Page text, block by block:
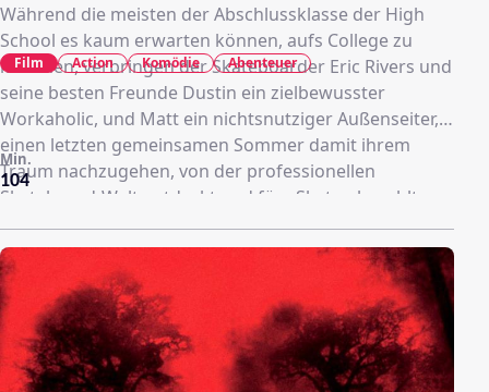
Während die meisten der Abschlussklasse der High
School es kaum erwarten können, aufs College zu
kommen, verbringen der Skateboarder Eric Rivers und
seine besten Freunde Dustin ein zielbewusster
Workaholic, und Matt ein nichtsnutziger Außenseiter,
einen letzten gemeinsamen Sommer damit ihrem
Traum nachzugehen, von der professionellen
Skateboard-Welt entdeckt und fürs Skaten bezahlt zu
werden. Als Skater-Legende Jimmy Wilson mit seiner
Skate-Show in die Stadt kommt, ist den Jungen eines
klar: sobald Jimmy ihre waghalsigen Tricks sieht, wird
er sie augenblicklich in sein berühmtes Team
aufnehmen müssen.
104
Min.
Film Action Komödie Abenteuer